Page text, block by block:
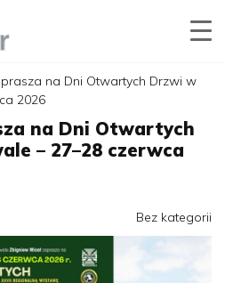
na Dni Otwartych Drzwi w
2026
na Dni Otwartych
– 27–28 czerwca
Bez kategorii